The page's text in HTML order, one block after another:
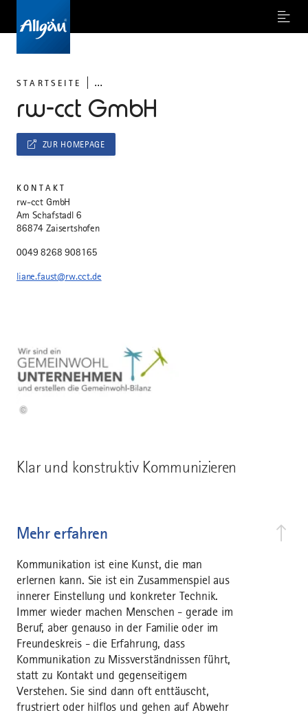
Menu
STARTSEITE ...
rw-cct GmbH
Klar und konstruktiv Kommunizieren
Mehr erfahren
Kommunikation ist eine Kunst, die man
erlernen kann. Sie ist ein Zusammenspiel aus
innerer Einstellung und konkreter Technik.
Immer wieder machen Menschen - gerade im
Beruf, aber genauso in der Familie oder im
Freundeskreis - die Erfahrung, dass
Kommunikation zu Missverständnissen führt,
statt zu Kontakt und gegenseitigem
Verstehen. Sie sind dann oft enttäuscht,
frustriert oder hilflos und gehen auf Abwehr
ZUR HOMEPAGE
KONTAKT
rw-cct GmbH
Am Schafstadl 6
86874 Zaisertshofen
0049 8268 908165
liane.faust@rw.cct.de
©